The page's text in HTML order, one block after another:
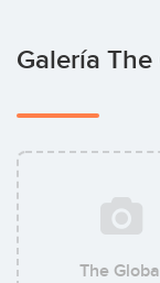
Galería
The